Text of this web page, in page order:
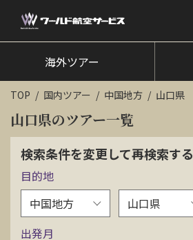
海外ツアー
国内ツアー
クルーズツアー
ツアー催行状況
旅のひろば
イベント
海外ツアー
TOP 国内ツアー 中国地方 山口県
山口県のツアー一覧
検索条件を変更して再検索する
目的地
出発月